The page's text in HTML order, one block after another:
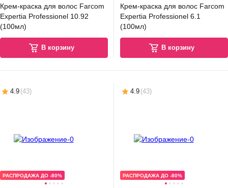
Крем-краска для волос Farcom
Expertia Professionel 10.92
(100мл)
В корзину
Крем-краска для волос Farcom
Expertia Professionel 6.1
(100мл)
В корзину
4.9 (43)
РАСПРОДАЖА ДО -80%
4.9 (43)
РАСПРОДАЖА ДО -80%